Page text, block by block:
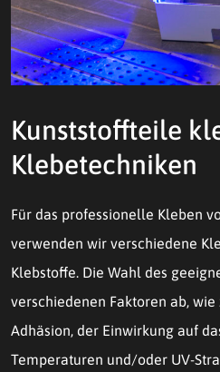
Kunststoffteile
Klebetechniken
Für das professionelle Kleben
verwenden wir verschiedene
Klebstoffe. Die Wahl des
verschiedenen Faktoren ab, wie
Adhäsion, der Einwirkung auf
Temperaturen und/oder UV-